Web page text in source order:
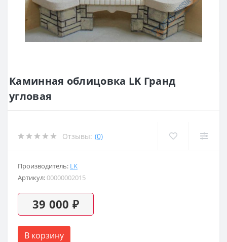
Каминная облицовка LK Гранд
угловая
Отзывы: (0)
Производитель: LK
Артикул:00000002015
39 000 ₽
В корзину